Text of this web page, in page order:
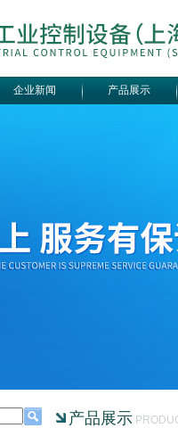
企业新闻 产品展示
产品展示